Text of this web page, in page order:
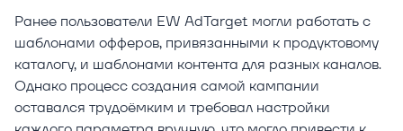
Ранее пользователи EW AdTarget могли работать с
шаблонами офферов, привязанными к продуктовому
каталогу, и шаблонами контента для разных каналов.
Однако процесс создания самой кампании
оставался трудоёмким и требовал настройки